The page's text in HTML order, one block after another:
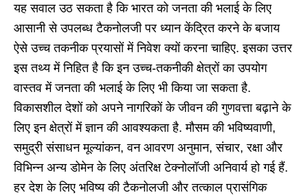
यह सवाल उठ सकता है कि भारत को जनता की भलाई के लिए
आसानी से उपलब्ध टैकनोलजी पर ध्यान केंद्रित करने के बजाय
ऐसे उच्च तकनीक प्रयासों में निवेश क्यों करना चाहिए. इसका उत्तर
इस तथ्य में निहित है कि इन उच्च-तकनीकी क्षेत्रों का उपयोग
वास्तव में जनता की भलाई के लिए भी किया जा सकता है.
विकासशील देशों को अपने नागरिकों के जीवन की गुणवत्ता बढ़ाने के
लिए इन क्षेत्रों में ज्ञान की आवश्यकता है. मौसम की भविष्यवाणी,
समुद्री संसाधन मूल्यांकन, वन आवरण अनुमान, संचार, रक्षा और
विभिन्न अन्य डोमेन के लिए अंतरिक्ष टेक्नोलॉजी अनिवार्य हो गई हैं.
हर देश के लिए भविष्य की टैकनोलजी और तत्काल प्रासंगिक